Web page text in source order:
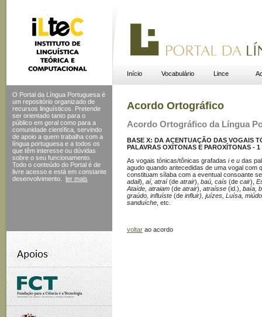
Início Vocabulário Lince
O Portal da Língua Portuguesa é
um repositório organizado de
recursos linguísticos. Pretende
ser orientado tanto para o
público em geral como para a
comunidade científica, servindo
de apoio a quem trabalha com a
língua portuguesa e a todos os
que têm interesse ou dúvidas
sobre o seu funcionamento.
Todo o conteúdo do Portal é de
livre acesso e está em constante
desenvolvimento.
ler mais
Acordo Ortográfico
Acordo Ortográfico da Língua
BASE X: DA ACENTUAÇÃO DAS VOGAIS
PALAVRAS OXÍTONAS E PAROXÍTONAS - 1
As vogais tónicas/tônicas grafadas ie u das
agudo quando antecedidas de uma vogal com
constituam sílaba com a eventual consoante
adail), aí, atraí(de atrair), baú, caís (de cair),
Ataíde, atraiam (de atrair), atraísse (id.), baía,
graúdo, influíste (de influir), juízes, Luísa,
sanduíche , etc.
voltar ao acordo